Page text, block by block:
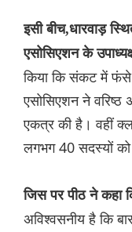
इसी बीच,धारवाड़
एसोसिएशन के
किया कि संकट में फंसे
एसोसिएशन ने
एकत्र की है। वहीं
लगभग 40 सदस्यों को
जिस पर पीठ ने कहा
अविश्वसनीय है कि